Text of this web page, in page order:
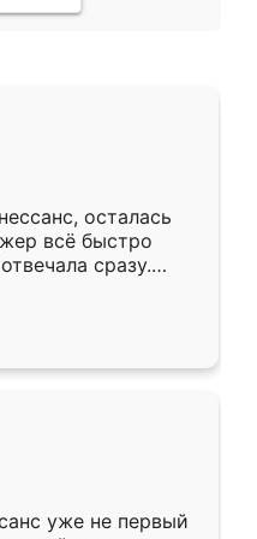
осталась
всё быстро
сразу.
подошёл к
Собрали
аккуратно, даже
уже не первый